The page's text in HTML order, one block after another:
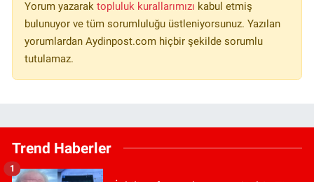
Yorum yazarak topluluk kurallarımızı kabul etmiş
bulunuyor ve tüm sorumluluğu üstleniyorsunuz. Yazılan
yorumlardan Aydinpost.com hiçbir şekilde sorumlu
tutulamaz.
Trend Haberler
1